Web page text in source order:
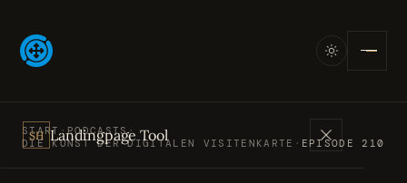
SH Landingpage Tool
START·PODCASTS·
DIE KUNST DER DIGITALEN VISITENKARTE · EPISODE 210